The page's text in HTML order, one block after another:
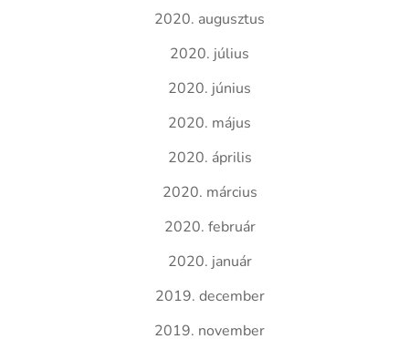
2020. augusztus
2020. július
2020. június
2020. május
2020. április
2020. március
2020. február
2020. január
2019. december
2019. november